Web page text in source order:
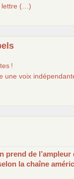
lettre (…)
!
une voix
prend de l’ampleur
la chaîne